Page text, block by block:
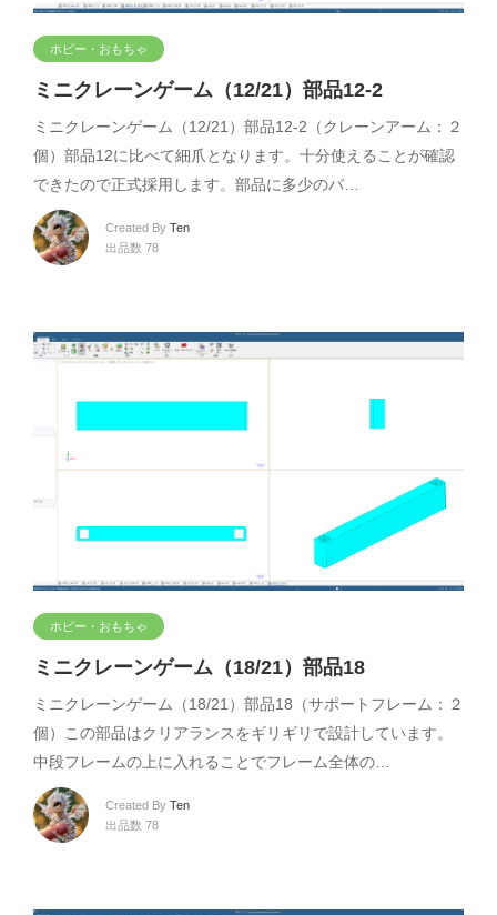
ホビー・おもちゃ
ミニクレーンゲーム（12/21）部品12-2
ミニクレーンゲーム（12/21）部品12-2（クレーンアーム：２
個）部品12に比べて細爪となります。十分使えることが確認
できたので正式採用します。部品に多少のバ…
Created By Ten
出品数 78
ホビー・おもちゃ
ミニクレーンゲーム（18/21）部品18
ミニクレーンゲーム（18/21）部品18（サポートフレーム：２
個）この部品はクリアランスをギリギリで設計しています。
中段フレームの上に入れることでフレーム全体の…
Created By Ten
出品数 78